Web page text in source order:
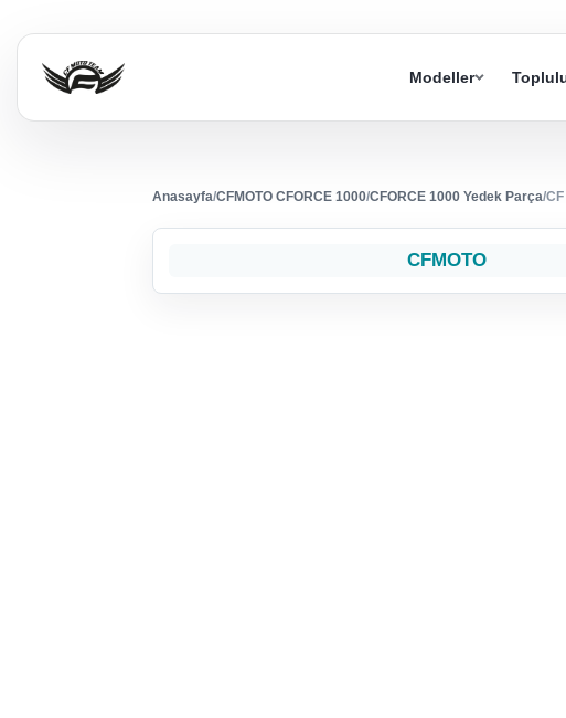
Modeller
Anasayfa/CFMOTO CFORCE 1000/CFORCE 1000 Yedek Parça/
CFMOTO